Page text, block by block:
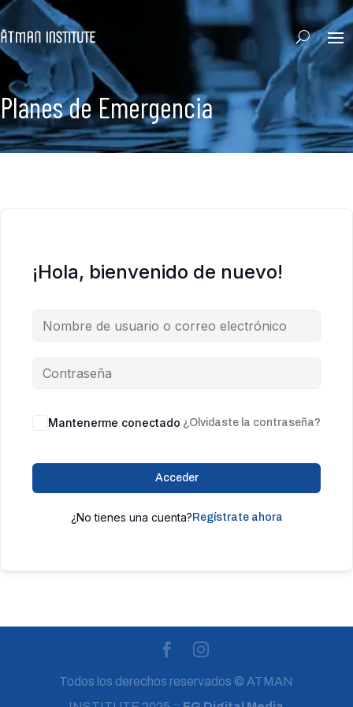
Planes de Emergencia
¡Hola, bienvenido de nuevo!
Mantenerme conectado ¿Olvidaste la contraseña?
Acceder
¿No tienes una cuenta? Regístrate ahora
Todos los derechos reservados © ATMAN